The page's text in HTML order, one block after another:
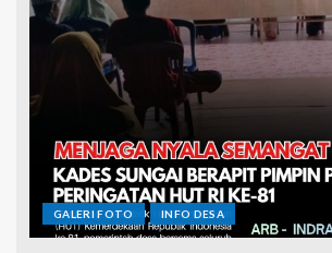
GALERI FOTO INFO DESA